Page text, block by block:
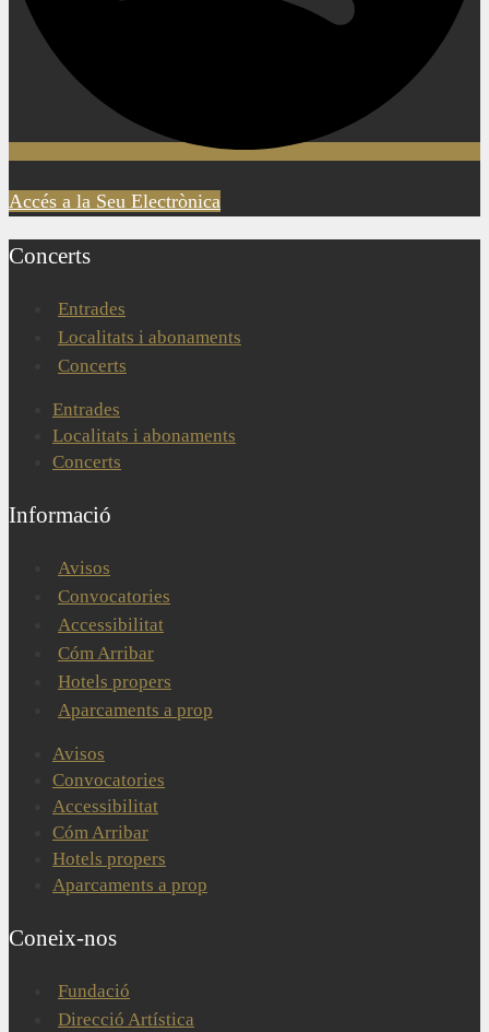
Accés a la Seu Electrònica
Concerts
Entrades
Localitats i abonaments
Concerts
Entrades
Localitats i abonaments
Concerts
Informació
Avisos
Convocatories
Accessibilitat
Cóm Arribar
Hotels propers
Aparcaments a prop
Avisos
Convocatories
Accessibilitat
Cóm Arribar
Hotels propers
Aparcaments a prop
Coneix-nos
Fundació
Direcció Artística